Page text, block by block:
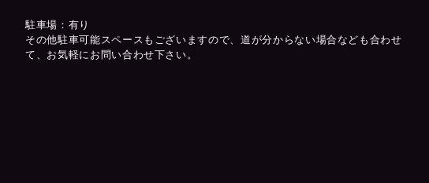
駐車場：有り
その他駐車可能スペースもございますので、道が分からない場合なども合わせ
て、お気軽にお問い合わせ下さい。